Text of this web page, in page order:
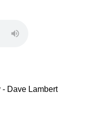
Dave Lambert